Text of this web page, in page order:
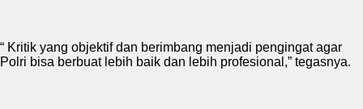
“ Kritik yang objektif dan berimbang menjadi pengingat agar
Polri bisa berbuat lebih baik dan lebih profesional,” tegasnya.